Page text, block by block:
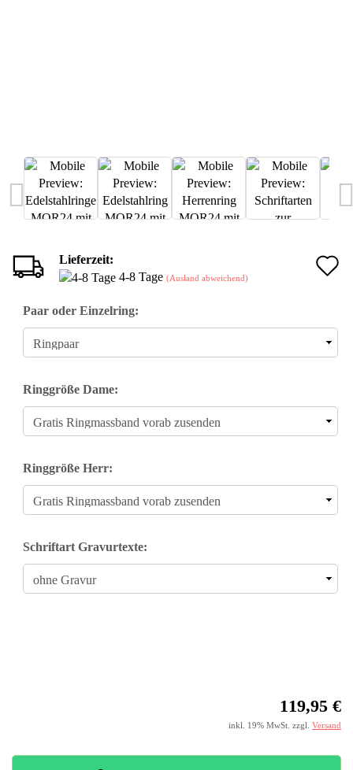
Lieferzeit:
4-8 Tage (Ausland abweichend)
Paar oder Einzelring:
Ringgröße Dame:
Ringgröße Herr:
Schriftart Gravurtexte:
119,95 €
inkl. 19% MwSt. zzgl. Versand